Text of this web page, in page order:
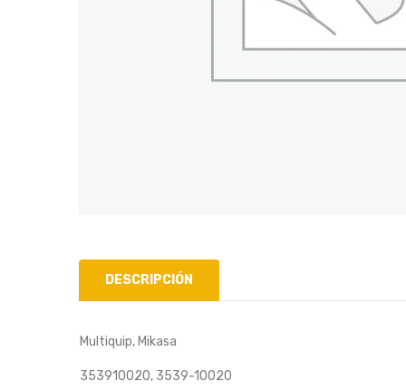
DESCRIPCIÓN
Multiquip, Mikasa
353910020, 3539-10020